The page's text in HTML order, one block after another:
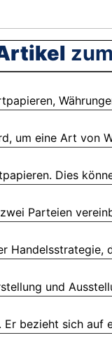
um eine Art von
Dies
Parteien
Handelsstrategie,
und
bezieht sich auf